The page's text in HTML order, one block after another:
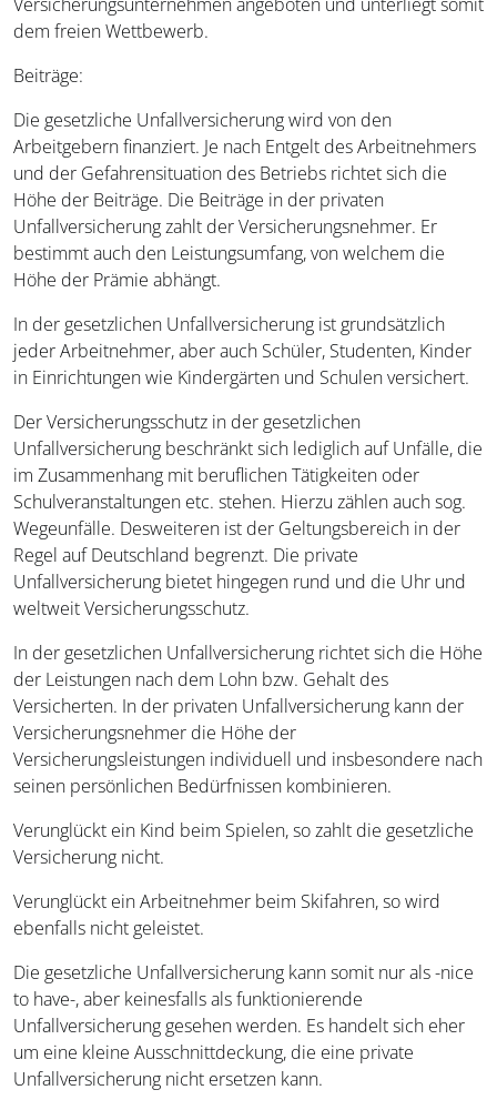
dem freien Wettbewerb.
Beiträge:
Die gesetzliche Unfallversicherung wird von den
Arbeitgebern finanziert. Je nach Entgelt des Arbeitnehmers
und der Gefahrensituation des Betriebs richtet sich die
Höhe der Beiträge. Die Beiträge in der privaten
Unfallversicherung zahlt der Versicherungsnehmer. Er
bestimmt auch den Leistungsumfang, von welchem die
Höhe der Prämie abhängt.
In der gesetzlichen Unfallversicherung ist grundsätzlich
jeder Arbeitnehmer, aber auch Schüler, Studenten, Kinder
in Einrichtungen wie Kindergärten und Schulen versichert.
Der Versicherungsschutz in der gesetzlichen
Unfallversicherung beschränkt sich lediglich auf Unfälle, die
im Zusammenhang mit beruflichen Tätigkeiten oder
Schulveranstaltungen etc. stehen. Hierzu zählen auch sog.
Wegeunfälle. Desweiteren ist der Geltungsbereich in der
Regel auf Deutschland begrenzt. Die private
Unfallversicherung bietet hingegen rund und die Uhr und
weltweit Versicherungsschutz.
In der gesetzlichen Unfallversicherung richtet sich die Höhe
der Leistungen nach dem Lohn bzw. Gehalt des
Versicherten. In der privaten Unfallversicherung kann der
Versicherungsnehmer die Höhe der
Versicherungsleistungen individuell und insbesondere nach
seinen persönlichen Bedürfnissen kombinieren.
Verunglückt ein Kind beim Spielen, so zahlt die gesetzliche
Versicherung nicht.
Verunglückt ein Arbeitnehmer beim Skifahren, so wird
ebenfalls nicht geleistet.
Die gesetzliche Unfallversicherung kann somit nur als -nice
to have-, aber keinesfalls als funktionierende
Unfallversicherung gesehen werden. Es handelt sich eher
um eine kleine Ausschnittdeckung, die eine private
Unfallversicherung nicht ersetzen kann.